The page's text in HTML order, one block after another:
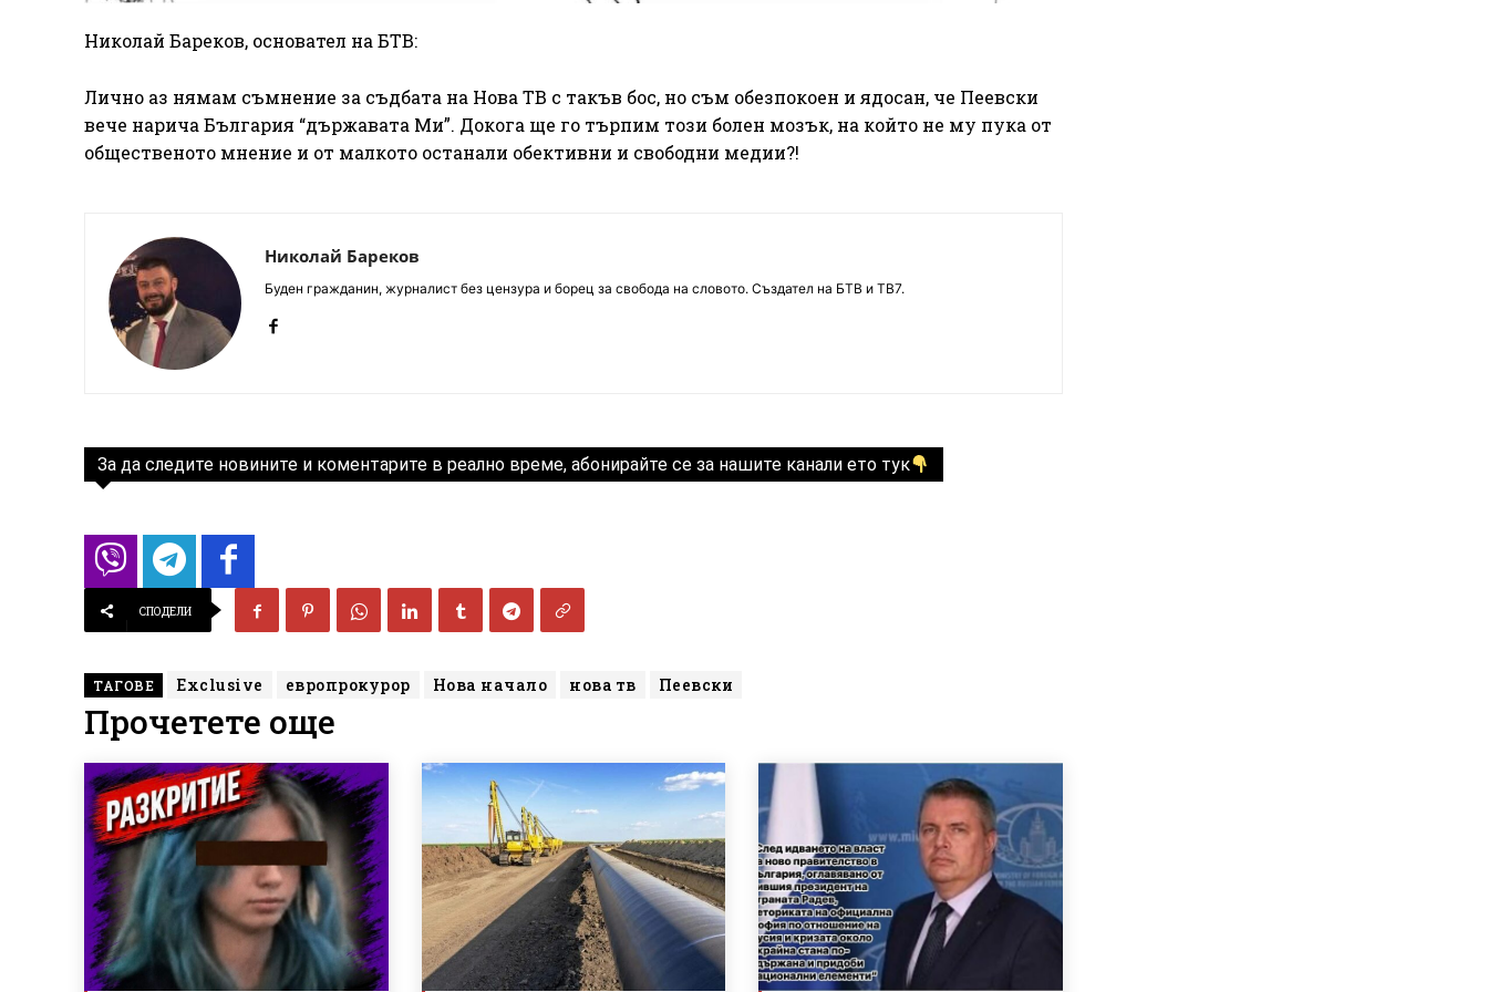
Николай Бареков, основател на БТВ:
Лично аз нямам съмнение за съдбата на Нова ТВ с такъв бос, но съм обезпокоен и ядосан, че Пеевски
вече нарича България “държавата Ми”. Докога ще го търпим този болен мозък, на който не му пука от
общественото мнение и от малкото останали обективни и свободни медии?!
Николай Бареков
Буден гражданин, журналист без цензура и борец за свобода на словото. Създател на БТВ и ТВ7.
За да следите новините и коментарите в реално време, абонирайте се за нашите канали ето тук
СПОДЕЛИ
ТАГОВЕ Exclusive европрокурор Нова начало нова тв Пеевски
Прочетете още